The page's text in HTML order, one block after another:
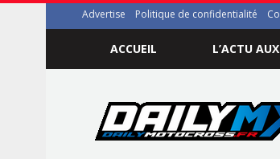
Advertise Politique de confidentialité
ACCUEIL L’ACTU